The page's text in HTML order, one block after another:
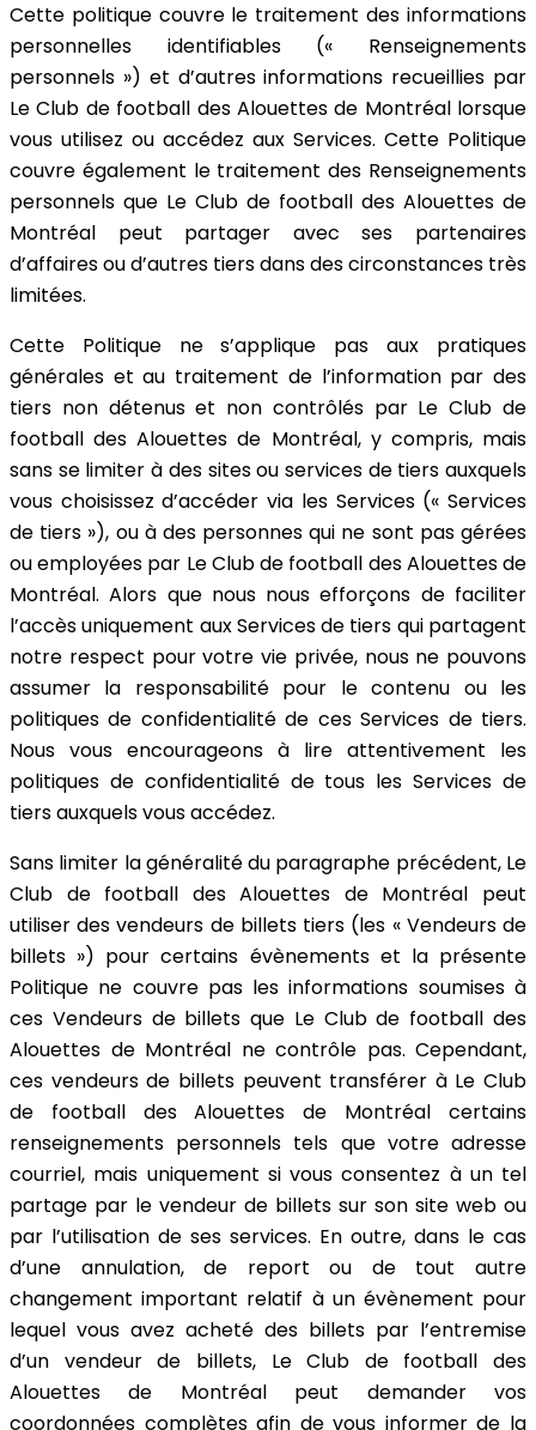
Cette politique couvre le traitement des informations
personnelles identifiables (« Renseignements
personnels ») et d’autres informations recueillies par
Le Club de football des Alouettes de Montréal lorsque
vous utilisez ou accédez aux Services. Cette Politique
couvre également le traitement des Renseignements
personnels que Le Club de football des Alouettes de
Montréal peut partager avec ses partenaires
d’affaires ou d’autres tiers dans des circonstances très
limitées.
Cette Politique ne s’applique pas aux pratiques
générales et au traitement de l’information par des
tiers non détenus et non contrôlés par Le Club de
football des Alouettes de Montréal, y compris, mais
sans se limiter à des sites ou services de tiers auxquels
vous choisissez d’accéder via les Services (« Services
de tiers »), ou à des personnes qui ne sont pas gérées
ou employées par Le Club de football des Alouettes de
Montréal. Alors que nous nous efforçons de faciliter
l’accès uniquement aux Services de tiers qui partagent
notre respect pour votre vie privée, nous ne pouvons
assumer la responsabilité pour le contenu ou les
politiques de confidentialité de ces Services de tiers.
Nous vous encourageons à lire attentivement les
politiques de confidentialité de tous les Services de
tiers auxquels vous accédez.
Sans limiter la généralité du paragraphe précédent, Le
Club de football des Alouettes de Montréal peut
utiliser des vendeurs de billets tiers (les « Vendeurs de
billets ») pour certains évènements et la présente
Politique ne couvre pas les informations soumises à
ces Vendeurs de billets que Le Club de football des
Alouettes de Montréal ne contrôle pas. Cependant,
ces vendeurs de billets peuvent transférer à Le Club
de football des Alouettes de Montréal certains
renseignements personnels tels que votre adresse
courriel, mais uniquement si vous consentez à un tel
partage par le vendeur de billets sur son site web ou
par l’utilisation de ses services. En outre, dans le cas
d’une annulation, de report ou de tout autre
changement important relatif à un évènement pour
lequel vous avez acheté des billets par l’entremise
d’un vendeur de billets, Le Club de football des
Alouettes de Montréal peut demander vos